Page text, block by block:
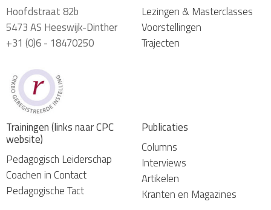
Hoofdstraat 82b
5473 AS Heeswijk-Dinther
+31 (0)6 - 18470250
Lezingen & Masterclasses
Voorstellingen
Trajecten
Trainingen (links naar CPC
website)
Pedagogisch Leiderschap
Coachen in Contact
Pedagogische Tact
Publicaties
Columns
Interviews
Artikelen
Kranten en Magazines